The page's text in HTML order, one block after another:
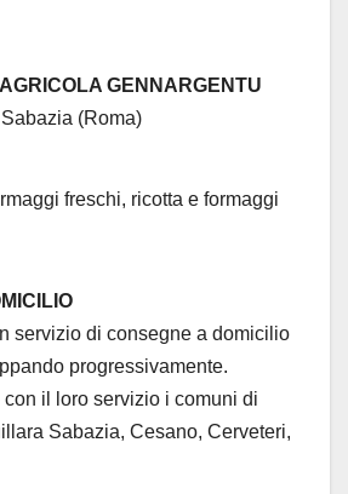
GENNARGENTU
(Roma)
freschi, ricotta e formaggi
servizio di consegne a domicilio
progressivamente.
il loro servizio i comuni di
Sabazia, Cesano, Cerveteri,